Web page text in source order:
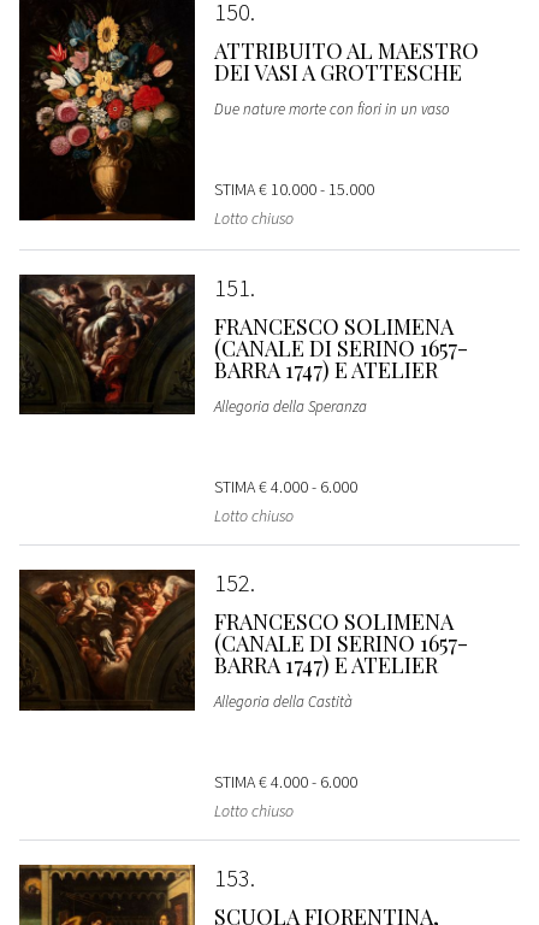
150
ATTRIBUITO AL MAESTRO
DEI VASI A GROTTESCHE
Due nature morte con fiori in un vaso
STIMA€ 10.000 - 15.000
Lotto chiuso
151
FRANCESCO SOLIMENA
(CANALE DI SERINO 1657-
BARRA 1747) E ATELIER
Allegoria della Speranza
STIMA€ 4.000 - 6.000
Lotto chiuso
152
FRANCESCO SOLIMENA
(CANALE DI SERINO 1657-
BARRA 1747) E ATELIER
Allegoria della Castità
STIMA€ 4.000 - 6.000
Lotto chiuso
153
SCUOLA FIORENTINA,